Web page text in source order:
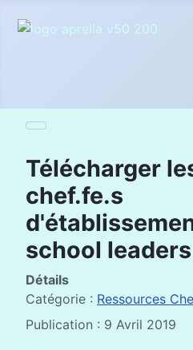
Télécharger
chef.fe.s
school
Détails
Catégorie : Ressources
Publication : 9 Avril 2019